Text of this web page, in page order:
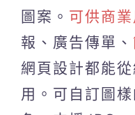
圖案。 可供商業
報、廣告傳單、
網頁設計都能
用。可自訂圖